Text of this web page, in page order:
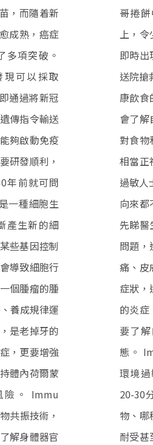
，而隨着新
成熟，癌症
多項突破。
現可以採取
通過將新冠
傳指令輸送
夠啟動免疫
研發順利，
年前就可問
一種細胞生
產生新的細
些基因控制
導致細胞行
個腫瘤的腫
養成規律運
是老掉牙的
，更要增強
體內荷爾蒙
險。 Immu
共振技術，
解身體器官
哥捲
上，令
即時出
送院搶
康飲食
會了解
對食物
相當正
過敏人
向來都
先睇醫
問題，
痛、皮
症狀，
的炎症
要了
態。
環境
20-30
物、哪
耐受甚